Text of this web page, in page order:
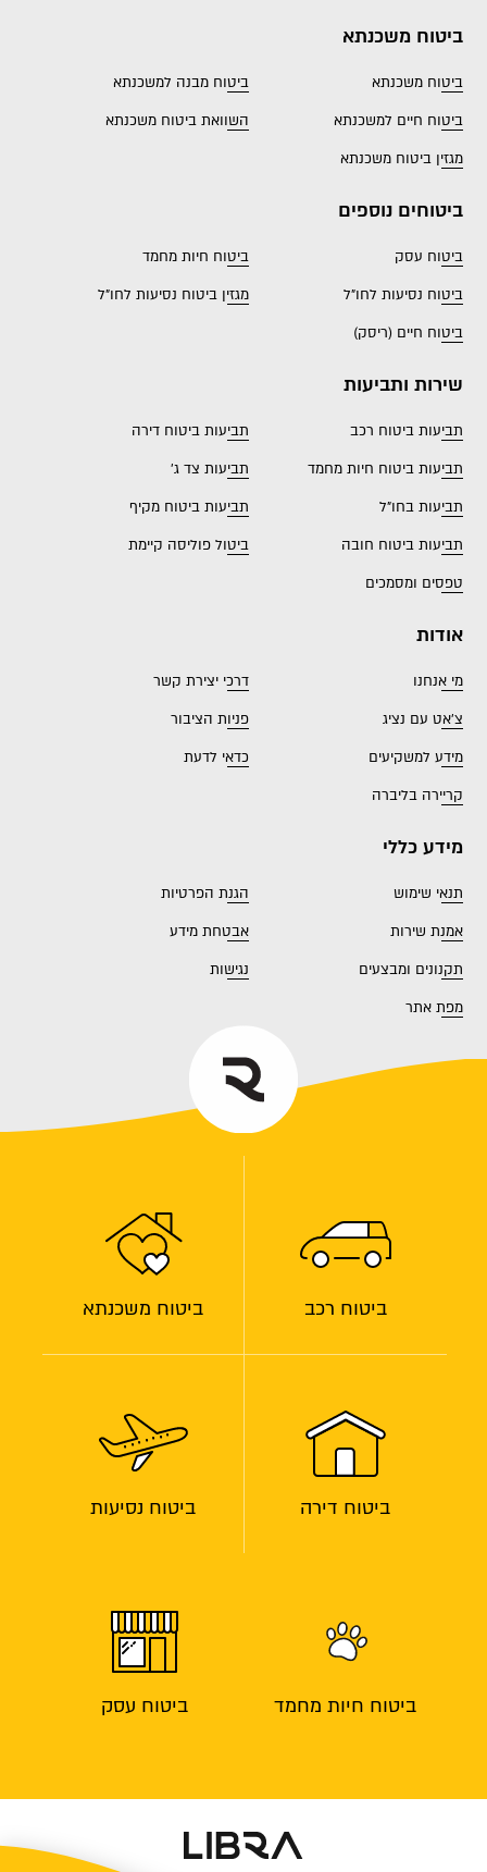
ביטוח רכב ביטוח משכנתא
ביטוח דירה ביטוח נסיעות
ביטוח חיות מחמד ביטוח עסק
ביטוח משכנתא
ביטוח משכנתא
ביטוח מבנה למשכנתא
ביטוח חיים למשכנתא
השוואת ביטוח משכנתא
מגזין ביטוח משכנתא
ביטוחים נוספים
ביטוח עסק
ביטוח חיות מחמד
ביטוח נסיעות לחו"ל
מגזין ביטוח נסיעות לחו"ל
ביטוח חיים (ריסק)
שירות ותביעות
תביעות ביטוח רכב
תביעות ביטוח דירה
תביעות ביטוח חיות מחמד
תביעות צד ג'
תביעות בחו"ל
תביעות ביטוח מקיף
תביעות ביטוח חובה
ביטול פוליסה קיימת
טפסים ומסמכים
אודות
מי אנחנו
דרכי יצירת קשר
צ'אט עם נציג
פניות הציבור
מידע למשקיעים
כדאי לדעת
קריירה בליברה
מידע כללי
תנאי שימוש
הגנת הפרטיות
אמנת שירות
אבטחת מידע
תקנונים ומבצעים
נגישות
מפת אתר